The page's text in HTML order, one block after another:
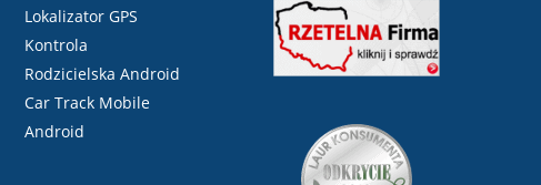
Lokalizator GPS
Kontrola
Rodzicielska Android
Car Track Mobile
Android